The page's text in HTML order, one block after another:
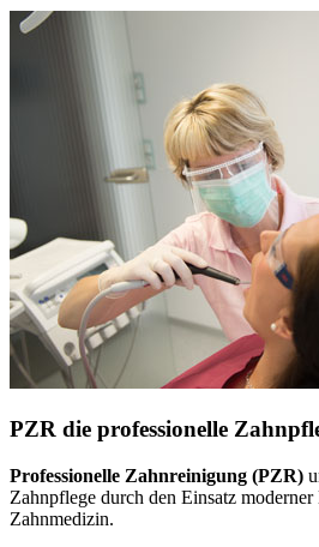
PZR die professionelle
Professionelle Zahnreinigung (PZR)
Zahnpflege durch den Einsatz
Zahnmedizin.